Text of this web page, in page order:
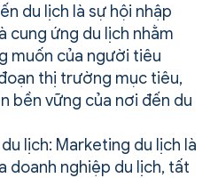
du lịch là sự hội nhập
cung ứng du lịch nhằm
muốn của người tiêu
thị trường mục tiêu,
bền vững của nơi đến du
lịch: Marketing du lịch là
doanh nghiệp du lịch, tất